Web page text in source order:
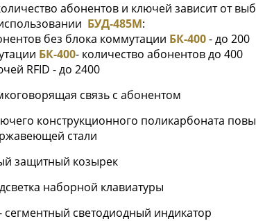
абонентов и ключей зависит от
БУД-485М:
без блока коммутации БК-400- до 200
БК-400- количество абонентов до 400
RFID - до 2400
связь с абонентом
конструкционного поликарбоната
стали
защитный козырек
наборной клавиатуры
сегментный cветодиодный индикатор